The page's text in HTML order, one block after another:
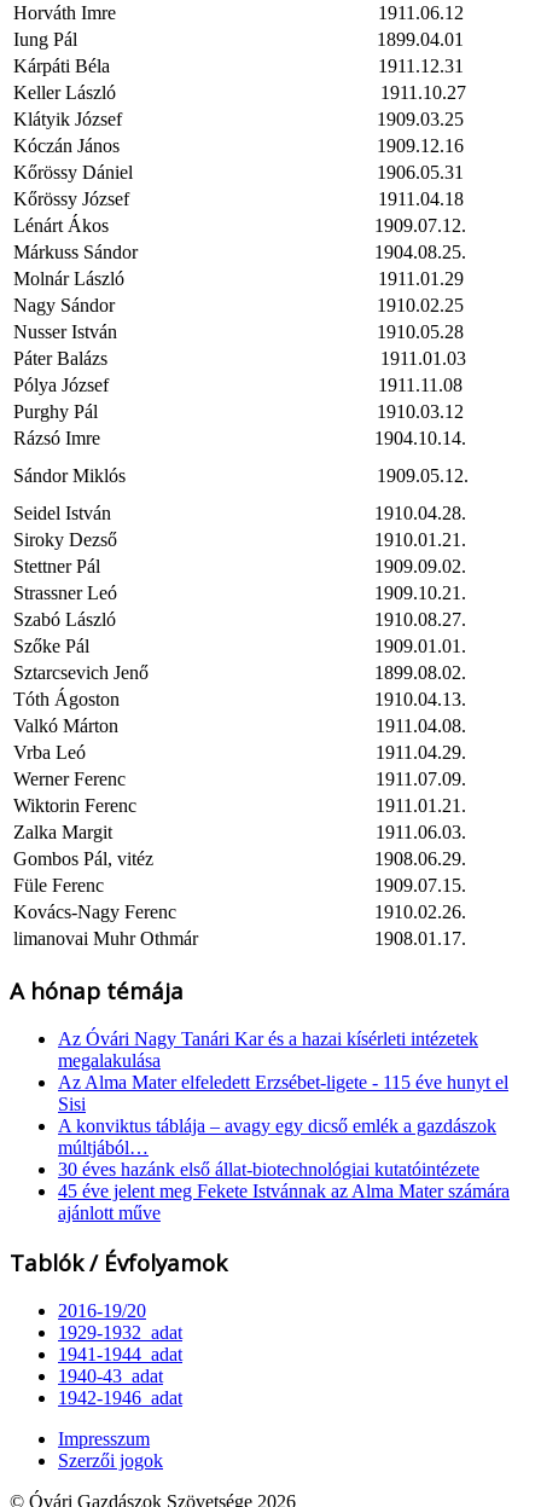
Horváth Imre
1911.06.12
Iung Pál
1899.04.01
Kárpáti Béla
1911.12.31
Keller László
1911.10.27
Klátyik József
1909.03.25
Kóczán János
1909.12.16
Kőrössy Dániel
1906.05.31
Kőrössy József
1911.04.18
Lénárt Ákos
1909.07.12.
Márkuss Sándor
1904.08.25.
Molnár László
1911.01.29
Nagy Sándor
1910.02.25
Nusser István
1910.05.28
Páter Balázs
1911.01.03
Pólya József
1911.11.08
Purghy Pál
1910.03.12
Rázsó Imre
1904.10.14.
Sándor Miklós
1909.05.12.
Seidel István
1910.04.28.
Siroky Dezső
1910.01.21.
Stettner Pál
1909.09.02.
Strassner Leó
1909.10.21.
Szabó László
1910.08.27.
Szőke Pál
1909.01.01.
Sztarcsevich Jenő
1899.08.02.
Tóth Ágoston
1910.04.13.
Valkó Márton
1911.04.08.
Vrba Leó
1911.04.29.
Werner Ferenc
1911.07.09.
Wiktorin Ferenc
1911.01.21.
Zalka Margit
1911.06.03.
Gombos Pál, vitéz
1908.06.29.
Füle Ferenc
1909.07.15.
Kovács-Nagy Ferenc
1910.02.26.
limanovai Muhr Othmár
1908.01.17.
A hónap témája
Az Óvári Nagy Tanári Kar és a hazai kísérleti intézetek
megalakulása
Az Alma Mater elfeledett Erzsébet-ligete - 115 éve hunyt el
Sisi
A konviktus táblája – avagy egy dicső emlék a gazdászok
múltjából…
30 éves hazánk első állat-biotechnológiai kutatóintézete
45 éve jelent meg Fekete Istvánnak az Alma Mater számára
ajánlott műve
Tablók / Évfolyamok
2016-19/20
1929-1932_adat
1941-1944_adat
1940-43_adat
1942-1946_adat
Impresszum
Szerzői jogok
© Óvári Gazdászok Szövetsége 2026